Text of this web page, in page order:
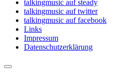
talkingmusic auf steady
talkingmusic auf twitter
talkingmusic auf facebook
Links
Impressum
Datenschutzerklärung